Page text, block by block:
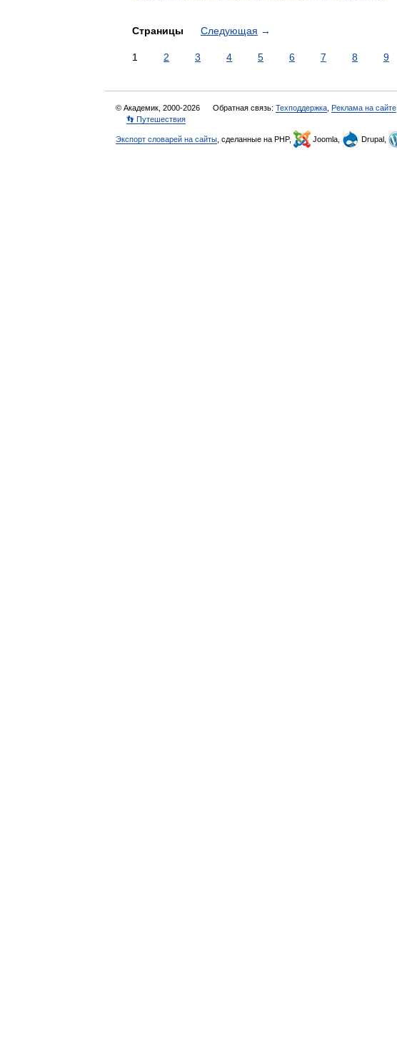
Страницы Следующая →
1 2 3 4 5 6 7 8 9
© Академик, 2000-2026 Обратная связь: Техподдержка Реклама на сайте
👣 Путешествия
Экспорт словарей на сайты , сделанные на PHP, Joomla, Drupal,